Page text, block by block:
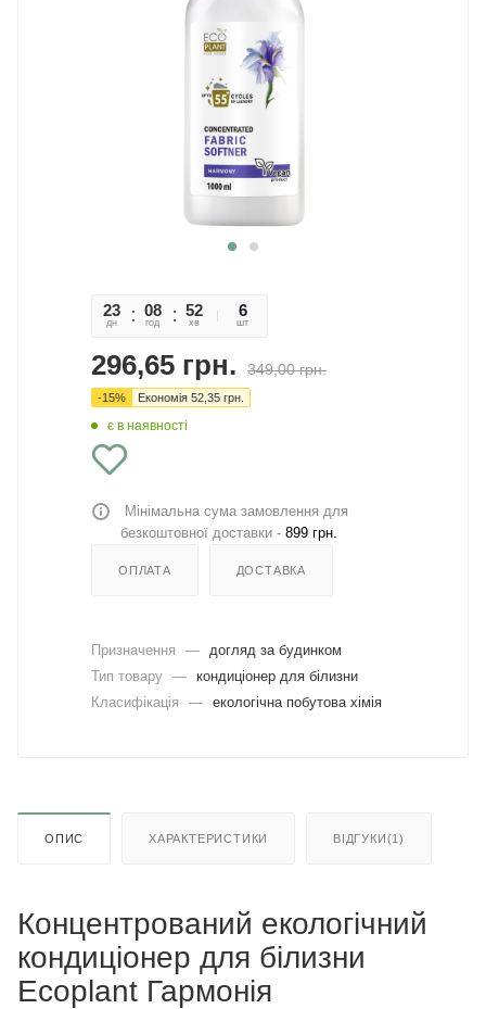
23
дн
08
год
52
хв
01
сек
6
шт
296,65 грн. 349,00грн.
-15% Економія 52,35 грн.
є в наявності
Мінімальна сума замовлення для
безкоштовної доставки - 899 грн.
ОПЛАТА ДОСТАВКА
Призначення —
догляд за будинком
Тип товару — кондиціонер для білизни
Класифікація
— екологічна побутова хімія
ОПИС ХАРАКТЕРИСТИКИ ВІДГУКИ(1)
Концентрований екологічний
кондиціонер для білизни
Ecoplant Гармонія